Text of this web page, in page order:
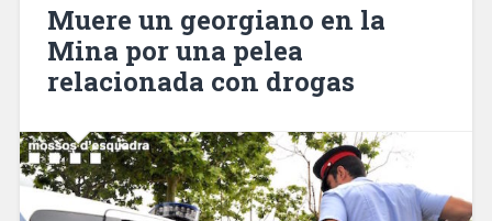
Muere un georgiano en la
Mina por una pelea
relacionada con drogas